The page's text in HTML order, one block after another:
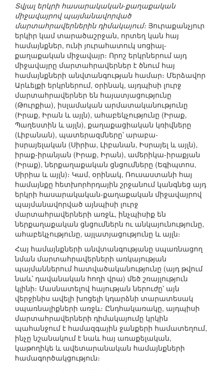
Տվյալ երկրի հասարակական-քաղաքական
միջավայրով պայմանավորված
մարտահրավերներին դիմակայում։ Յուրաքանչյուր
երկիր կամ տարածաշրջան, որտեղ կան հայ
համայնքներ, ունի յուրահատուկ սոցիալ-
քաղաքական միջավայր։ Որոշ երկրներում այդ
միջավայրը մարտահրավերներ է ծնում հայ
համայնքների անվտանգության համար։ Մերձավոր
Արևելքի երկրներում, օրինակ, այդպիսի լուրջ
մարտահրավերներ են հայատյացությունը
(Թուրքիա), իսլամական արմատականությունը
(Իրաք, Իրան և այլն), ահաբեկչությունը (Իրաք,
Պաղեստին և այլն), քաղաքացիական կռիվները
(Լիբանան), պատերազմները՝ արաբա-
իսրայելական (Սիրիա, Լիբանան, Իսրայել և այլն),
իրաք-իրանյան (Իրաք, Իրան), ամերիկա-իրաքյան
(Իրաք), ներքաղաքական ցնցումները (Եգիպտոս,
Սիրիա և այլն)։ Կամ, օրինակ, Ռուսաստանի հայ
համայնքը հետխորհրդային շրջանում կանգնեց այդ
երկրի հասարակական-քաղաքական միջավայրով
պայմանավորված այնպիսի լուրջ
մարտահրավերների առջև, ինչպիսիք են
ներքաղաքական ցնցումներն ու անկայունությունը,
ահաբեկչությունը, այլատյացությունը և այլն։
Հայ համայնքների անվտանգությանը սպառնացող
նման մարտահրավերների առկայության
պայմաններում հատվածականությունը (այդ թվում
նաև՝ դավանական հողի վրա) մեծ շռայլություն
կլինի։ Մասնատելով հայության ներուժը՝ այն
վերջինիս ավելի խոցելի կդարձնի տարատեսակ
սպառնալիքների առջև։ Ընդհակառակը, այդպիսի
մարտահրավերների դիմակայումը կրկին
պահանջում է համազգային ջանքերի համատեղում,
ինչը նշանակում է նաև հայ առաքելական,
կաթողիկե և ավետարանական համայնքների
համագործակցություն։